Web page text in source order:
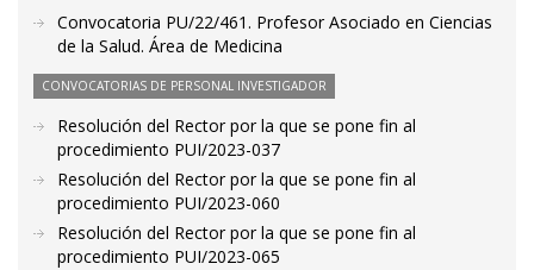
Convocatoria PU/22/461. Profesor Asociado en Ciencias
de la Salud. Área de Medicina
CONVOCATORIAS DE PERSONAL INVESTIGADOR
Resolución del Rector por la que se pone fin al
procedimiento PUI/2023-037
Resolución del Rector por la que se pone fin al
procedimiento PUI/2023-060
Resolución del Rector por la que se pone fin al
procedimiento PUI/2023-065